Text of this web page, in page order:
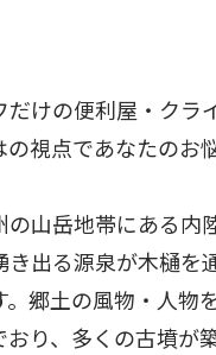
だけの便利屋・クラ
の視点であなたのお
の山岳地帯にある内
き出る源泉が木樋を
。郷土の風物・人物
おり、多くの古墳が